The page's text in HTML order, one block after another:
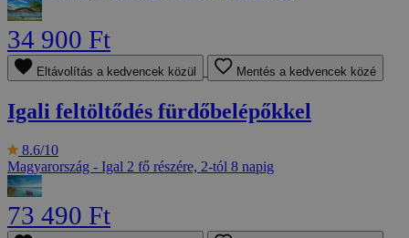
34 900 Ft
Eltávolítás a kedvencek közül Mentés a kedvencek közé
Igali feltöltődés fürdőbelépőkkel
8.6/10
Magyarország - Igal 2 fő részére, 2-tól 8 napig
73 490 Ft